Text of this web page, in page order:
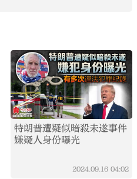
特朗普遭疑似暗殺未遂事件
嫌疑人身份曝光
2024.09.16 04:02